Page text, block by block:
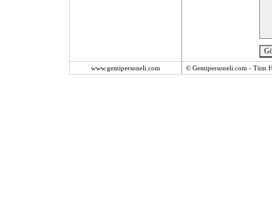
www.gemipersoneli.com © Gemipersoneli.com - Tüm